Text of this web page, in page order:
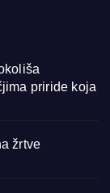
priride koja
žrtve